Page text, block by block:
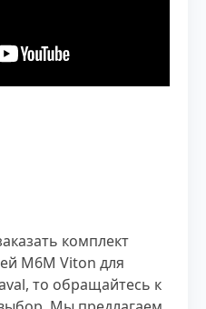
комплект
M6M Viton для
то обращайтесь к